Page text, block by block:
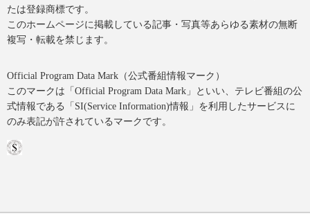
たは登録商標です。
このホームページに掲載している記事・写真等あらゆる素材の無断
複写・転載を禁じます。
Official Program Data Mark（公式番組情報マーク）
このマークは「Official Program Data Mark」といい、テレビ番組の公
式情報である「SI(Service Information)情報」を利用したサービスに
のみ表記が許されているマークです。